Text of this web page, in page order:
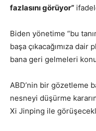
fazlasını görüyor”
Biden yönetime “bu
başa çıkacağımıza
bana geri gelmeleri
ABD’nin bir gözetleme
nesneyi düşürme
Xi Jinping ile